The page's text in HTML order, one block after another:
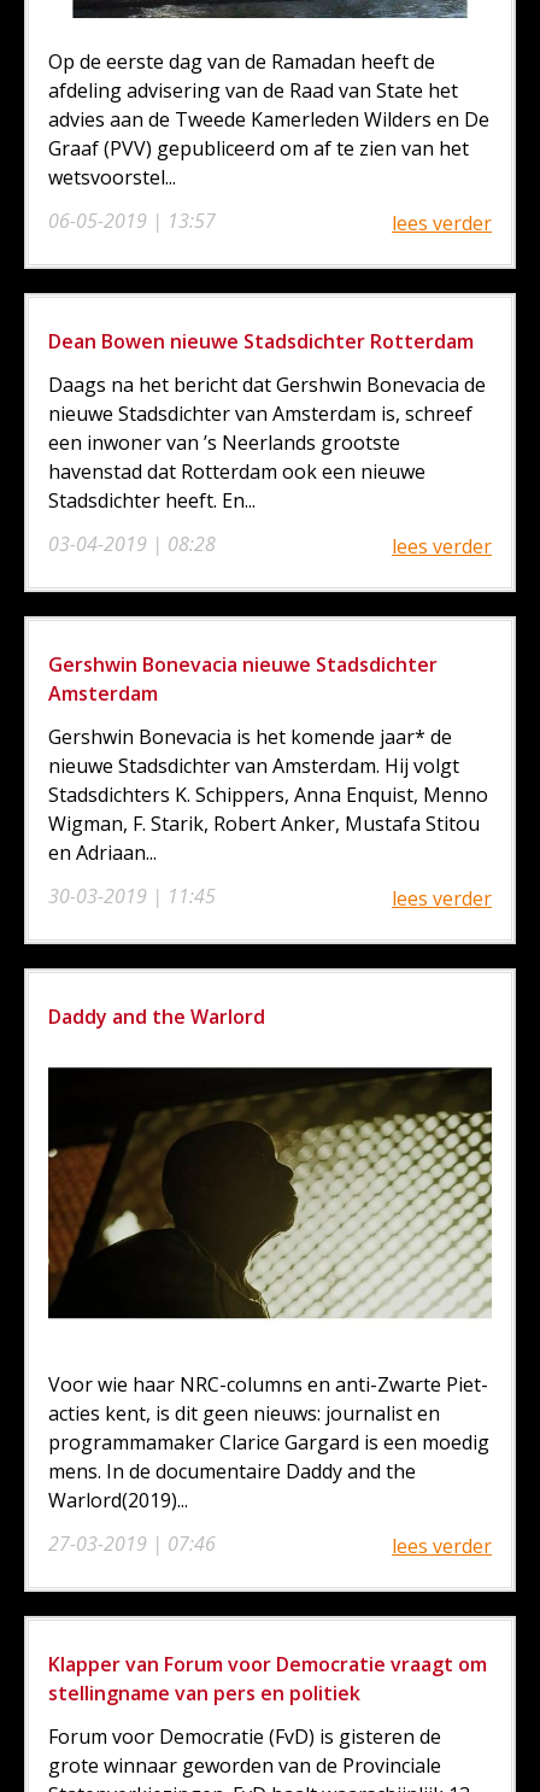
06-05-2019 | 13:57
Op de eerste dag van de Ramadan heeft de
afdeling advisering van de Raad van State het
advies aan de Tweede Kamerleden Wilders en De
Graaf (PVV) gepubliceerd om af te zien van het
wetsvoorstel...
lees verder
Dean Bowen nieuwe Stadsdichter Rotterdam
03-04-2019 | 08:28
Daags na het bericht dat Gershwin Bonevacia de
nieuwe Stadsdichter van Amsterdam is, schreef
een inwoner van ’s Neerlands grootste
havenstad dat Rotterdam ook een nieuwe
Stadsdichter heeft. En...
lees verder
Gershwin Bonevacia nieuwe Stadsdichter
Amsterdam
30-03-2019 | 11:45
Gershwin Bonevacia is het komende jaar* de
nieuwe Stadsdichter van Amsterdam. Hij volgt
Stadsdichters K. Schippers, Anna Enquist, Menno
Wigman, F. Starik, Robert Anker, Mustafa Stitou
en Adriaan...
lees verder
Daddy and the Warlord
27-03-2019 | 07:46
Voor wie haar NRC-columns en anti-Zwarte Piet-
acties kent, is dit geen nieuws: journalist en
programmamaker Clarice Gargard is een moedig
mens. In de documentaire Daddy and the
Warlord(2019)...
lees verder
Klapper van Forum voor Democratie vraagt om
stellingname van pers en politiek
Forum voor Democratie (FvD) is gisteren de
grote winnaar geworden van de Provinciale